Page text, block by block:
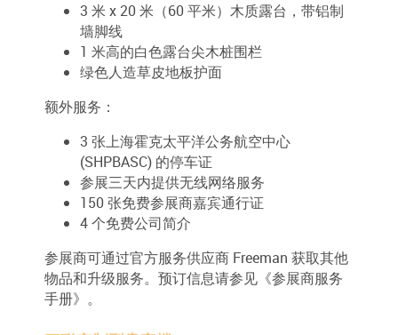
3 米 x 20 米（60 平米）木质露台，带铝制
墙脚线
1 米高的白色露台尖木桩围栏
绿色人造草皮地板护面
额外服务：
3 张上海霍克太平洋公务航空中心
(SHPBASC) 的停车证
参展三天内提供无线网络服务
150 张免费参展商嘉宾通行证
4 个免费公司简介
参展商可通过官方服务供应商 Freeman 获取其他
物品和升级服务。预订信息请参见《参展商服务
手册》。